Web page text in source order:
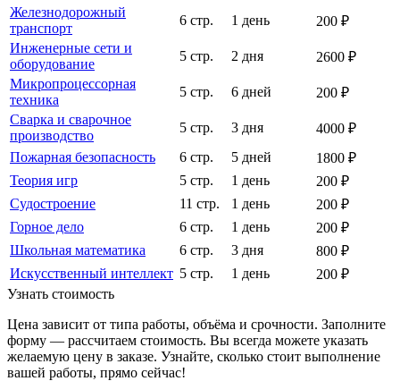
Железнодорожный
транспорт
6 стр. 1 день
200 ₽
Инженерные сети и
оборудование
5 стр. 2 дня
2600 ₽
Микропроцессорная
техника
5 стр. 6 дней
200 ₽
Сварка и сварочное
производство
5 стр. 3 дня
4000 ₽
Пожарная безопасность
6 стр. 5 дней
1800 ₽
Теория игр
5 стр. 1 день
200 ₽
Судостроение
11 стр. 1 день
200 ₽
Горное дело
6 стр. 1 день
200 ₽
Школьная математика
6 стр. 3 дня
800 ₽
Искусственный интеллект 5 стр. 1 день
200 ₽
Узнать стоимость
Цена зависит от типа работы, объёма и срочности. Заполните
форму — рассчитаем стоимость. Вы всегда можете указать
желаемую цену в заказе. Узнайте, сколько стоит выполнение
вашей работы, прямо сейчас!